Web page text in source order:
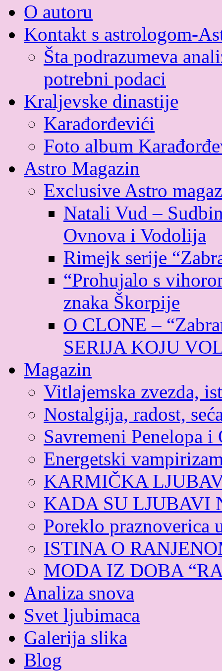
O autoru
Kontakt s astrologom-
Šta podrazumeva
potrebni podaci
Kraljevske dinastije
Karađorđevići
Foto album
Astro Magazin
Exclusive Astro
Natali Vud –
Ovnova i Vodolija
Rimejk serije
“Prohujalo s
znaka Škorpije
O CLONE –
SERIJA KOJU
Magazin
Vitlajemska zvezda,
Nostalgija, radost,
Savremeni Penelopa i
Energetski
KARMIČKA
KADA SU LJUBAVI
Poreklo praznoverica
ISTINA O
MODA IZ DOBA
Analiza snova
Svet ljubimaca
Galerija slika
Blog